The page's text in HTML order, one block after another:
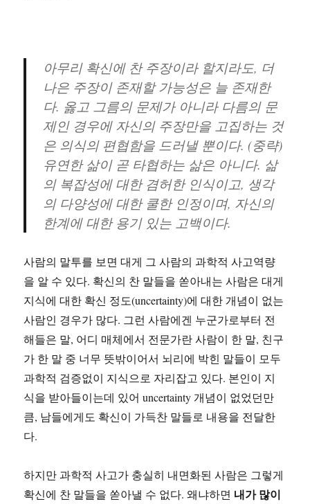
아무리 확신에 찬 주장이라 할지라도, 더
나은 주장이 존재할 가능성은 늘 존재한
다. 옳고 그름의 문제가 아니라 다름의 문
제인 경우에 자신의 주장만을 고집하는 것
은 의식의 편협함을 드러낼 뿐이다. (중략)
유연한 삶이 곧 타협하는 삶은 아니다. 삶
의 복잡성에 대한 겸허한 인식이고, 생각
의 다양성에 대한 쿨한 인정이며, 자신의
한계에 대한 용기 있는 고백이다.
사람의 말투를 보면 대게 그 사람의 과학적 사고역량
을 알 수 있다. 확신의 찬 말들을 쏟아내는 사람은 대게
지식에 대한 확신 정도(uncertainty)에 대한 개념이 없는
사람인 경우가 많다. 그런 사람에겐 누군가로부터 전
해들은 말, 어디 매체에서 전문가란 사람이 한 말, 친구
가 한 말 중 너무 뜻밖이어서 뇌리에 박힌 말들이 모두
과학적 검증없이 지식으로 자리잡고 있다. 본인이 지
식을 받아들이는데 있어 uncertainty 개념이 없었던만
큼, 남들에게도 확신이 가득찬 말들로 내용을 전달한
다.
하지만 과학적 사고가 충실히 내면화된 사람은 그렇게
확신에 찬 말들을 쏟아낼 수 없다. 왜냐하면 내가 많이